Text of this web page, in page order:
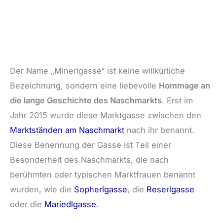
Der Name „Minerlgasse“ ist keine willkürliche
Bezeichnung, sondern eine liebevolle Hommage an
die lange Geschichte des Naschmarkts. Erst im
Jahr 2015 wurde diese Marktgasse zwischen den
Marktständen am Naschmarkt nach ihr benannt.
Diese Benennung der Gasse ist Teil einer
Besonderheit des Naschmarkts, die nach
berühmten oder typischen Marktfrauen benannt
wurden, wie die Sopherlgasse, die Reserlgasse
oder die Mariedlgasse.